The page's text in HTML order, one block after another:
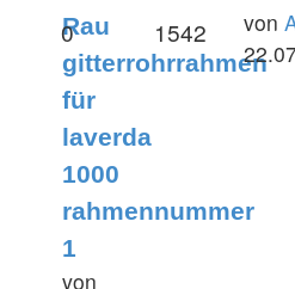
Rau
gitterrohrrahmen
für
laverda
1000
rahmennummer
1
von
0Antworten1542 Zugriffe
von